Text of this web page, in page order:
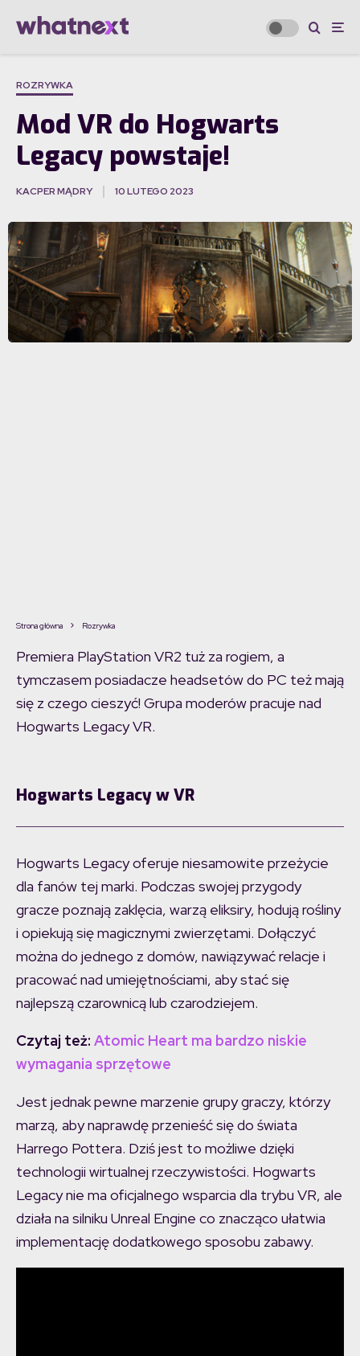
ROZRYWKA
Mod VR do Hogwarts
Legacy powstaje!
KACPER MĄDRY 10 LUTEGO 2023
Strona główna Rozrywka
Premiera PlayStation VR2 tuż za rogiem, a
tymczasem posiadacze headsetów do PC też mają
się z czego cieszyć! Grupa moderów pracuje nad
Hogwarts Legacy VR.
Hogwarts Legacy w VR
Hogwarts Legacy oferuje niesamowite przeżycie
dla fanów tej marki. Podczas swojej przygody
gracze poznają zaklęcia, warzą eliksiry, hodują rośliny
i opiekują się magicznymi zwierzętami. Dołączyć
można do jednego z domów, nawiązywać relacje i
pracować nad umiejętnościami, aby stać się
najlepszą czarownicą lub czarodziejem.
Czytaj też: Atomic Heart ma bardzo niskie
wymagania sprzętowe
Jest jednak pewne marzenie grupy graczy, którzy
marzą, aby naprawdę przenieść się do świata
Harrego Pottera. Dziś jest to możliwe dzięki
technologii wirtualnej rzeczywistości. Hogwarts
Legacy nie ma oficjalnego wsparcia dla trybu VR, ale
działa na silniku Unreal Engine co znacząco ułatwia
implementację dodatkowego sposobu zabawy.